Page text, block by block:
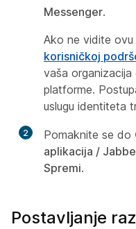
Messenger.
Ako ne vidite
korisničkoj
vaša
platforme.
uslugu identiteta
2 Pomaknite se do
aplikacija /
Spremi.
Postavljanje